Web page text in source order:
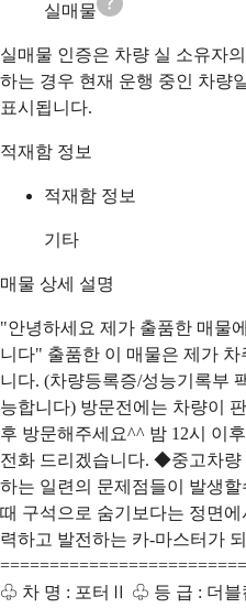
실매물
실매물 인증은 차량 실 소유자
하는 경우 현재 운행 중인 차량
표시됩니다.
적재함 정보
적재함 정보
기타
매물 상세 설명
"안녕하세요 제가 출품한 매물
니다" 출품한 이 매물은 제가
니다. (차량등록증/성능기록부
능합니다) 방문전에는 차량이
후 방문해주세요^^ 밤 12시 이
전화 드리겠습니다. ◆중고차량
하는 일련의 문제점들이 발생
때 구석으로 숨기보다는 정면
력하고 발전하는 카-마스터가
♧ 차 명 : 포터Ⅱ ♧ 등 급 : 더블